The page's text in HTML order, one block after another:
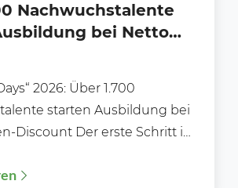
Nachwuchstalente
bei Netto
2026: Über 1.700
starten Ausbildung bei
Discount Der erste Schritt ins
2026: Über 1.700...